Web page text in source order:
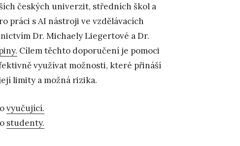
českých univerzit, středních škol a
práci s AI nástroji ve vzdělávacích
Dr. Michaely Liegertové a Dr.
Cílem těchto doporučení je pomoci
využívat možnosti, které přináší
limity a možná rizika.
vyučující.
studenty.